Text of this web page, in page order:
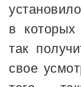
в которых
так
свое